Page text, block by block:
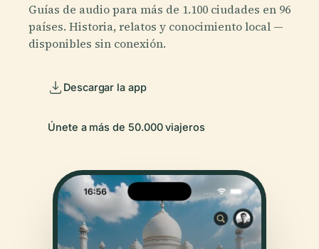
Guías de audio para más de 1.100 ciudades en 96
países. Historia, relatos y conocimiento local —
disponibles sin conexión.
Descargar la app
Únete a más de 50.000 viajeros